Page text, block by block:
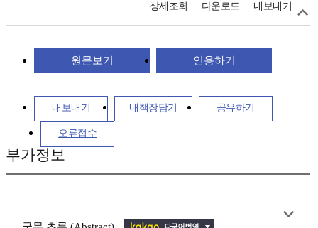
상세조회 다운로드 내보내기
원문보기 인용하기
내보내기 내책장담기 공유하기
오류접수
부가정보